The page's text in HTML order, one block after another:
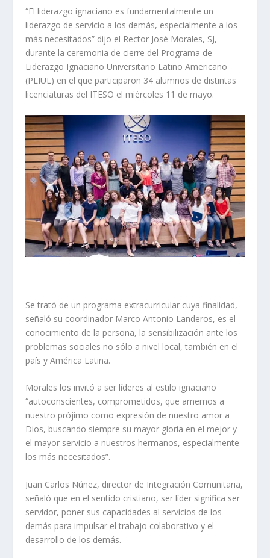
“El liderazgo ignaciano es fundamentalmente un
liderazgo de servicio a los demás, especialmente a los
más necesitados” dijo el Rector José Morales, SJ,
durante la ceremonia de cierre del Programa de
Liderazgo Ignaciano Universitario Latino Americano
(PLIUL) en el que participaron 34 alumnos de distintas
licenciaturas del ITESO el miércoles 11 de mayo.
Se trató de un programa extracurricular cuya finalidad,
señaló su coordinador Marco Antonio Landeros, es el
conocimiento de la persona, la sensibilización ante los
problemas sociales no sólo a nivel local, también en el
país y América Latina.
Morales los invitó a ser líderes al estilo ignaciano
“autoconscientes, comprometidos, que amemos a
nuestro prójimo como expresión de nuestro amor a
Dios, buscando siempre su mayor gloria en el mejor y
el mayor servicio a nuestros hermanos, especialmente
los más necesitados”.
Juan Carlos Núñez, director de Integración Comunitaria,
señaló que en el sentido cristiano, ser líder significa ser
servidor, poner sus capacidades al servicios de los
demás para impulsar el trabajo colaborativo y el
desarrollo de los demás.